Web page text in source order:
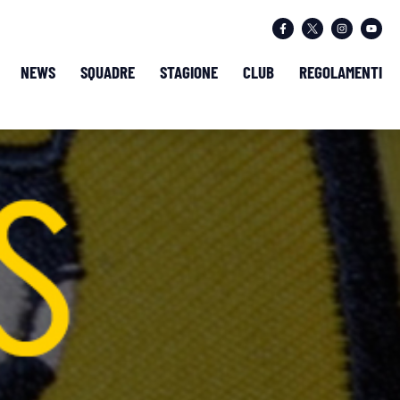
NEWS SQUADRE STAGIONE CLUB REGOLAMENTI